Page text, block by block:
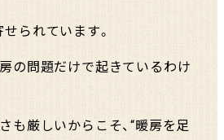
られています。
の問題だけで起きているわけ
も厳しいからこそ、“暖房を足